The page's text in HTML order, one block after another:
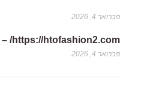
פברואר 4, 2026
https://htofashion2.com/ – שמלות ערב
פברואר 4, 2026